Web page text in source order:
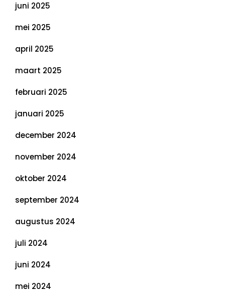
juni 2025
mei 2025
april 2025
maart 2025
februari 2025
januari 2025
december 2024
november 2024
oktober 2024
september 2024
augustus 2024
juli 2024
juni 2024
mei 2024